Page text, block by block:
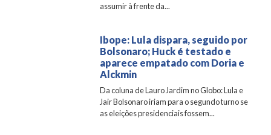
assumir à frente da...
Ibope: Lula dispara, seguido por
Bolsonaro; Huck é testado e
aparece empatado com Doria e
Alckmin
Da coluna de Lauro Jardim no Globo: Lula e
Jair Bolsonaro iriam para o segundo turno se
as eleições presidenciais fossem...